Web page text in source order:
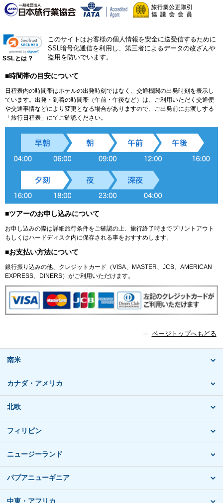
SSLとは？
このサイトはお客様の個人情報を安全に送受信するために
SSL暗号化通信を利用し、第三者によるデータの改ざんや
盗用を防いでいます。
■時間帯の目安について
日程表内の時間帯はホテルの出発時刻ではなく、交通機関の出発時刻を表示し
ています。出発・到着の時間帯（午前・午後など）は、ご利用いただく交通便
や交通事情などにより変更となる場合がありますので、ご出発前にお渡しする
「旅行日程表」にてご確認ください。
■ツアーのお申し込みについて
お申し込みの際は詳細旅行条件をご確認の上、旅行終了時までプリントアウト
もしくはハードディスク内に保存される事をおすすめします。
■お支払い方法について
銀行振り込みの他、クレジットカード（VISA、MASTER、JCB、AMERICAN
EXPRESS、DINERS）がご利用いただけます。
ページトップへもどる
南米
カナダ・アメリカ
北欧
フィリピン
ニュージーランド
パプアニューギニア
中東・アフリカ